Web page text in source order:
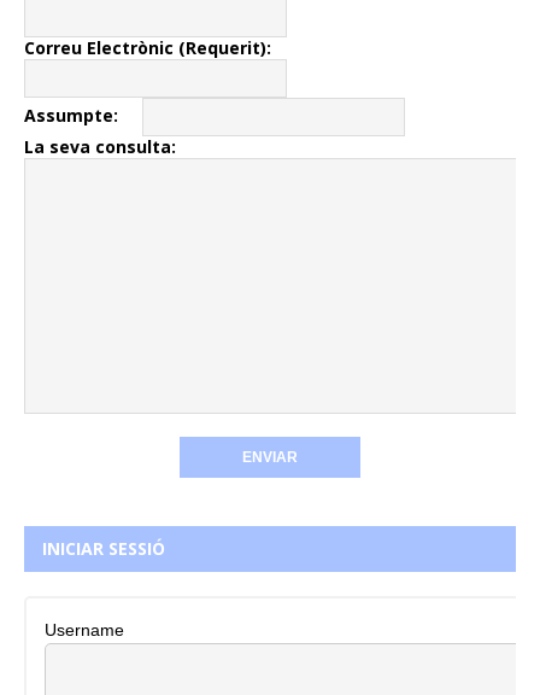
Correu Electrònic (Requerit):
Assumpte:
La seva consulta:
INICIAR SESSIÓ
Username